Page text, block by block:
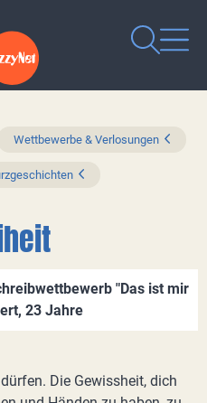
Wettbewerbe & Verlosungen
"Das ist mir
23 Jahre
Die Gewissheit, dich